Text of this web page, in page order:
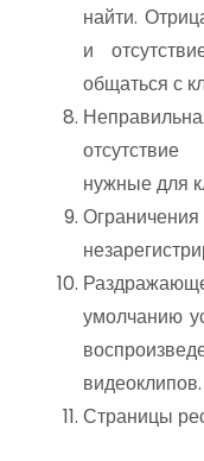
найти.
и
общаться с
нужные для
умолчанию
видеоклипов.
Страницы